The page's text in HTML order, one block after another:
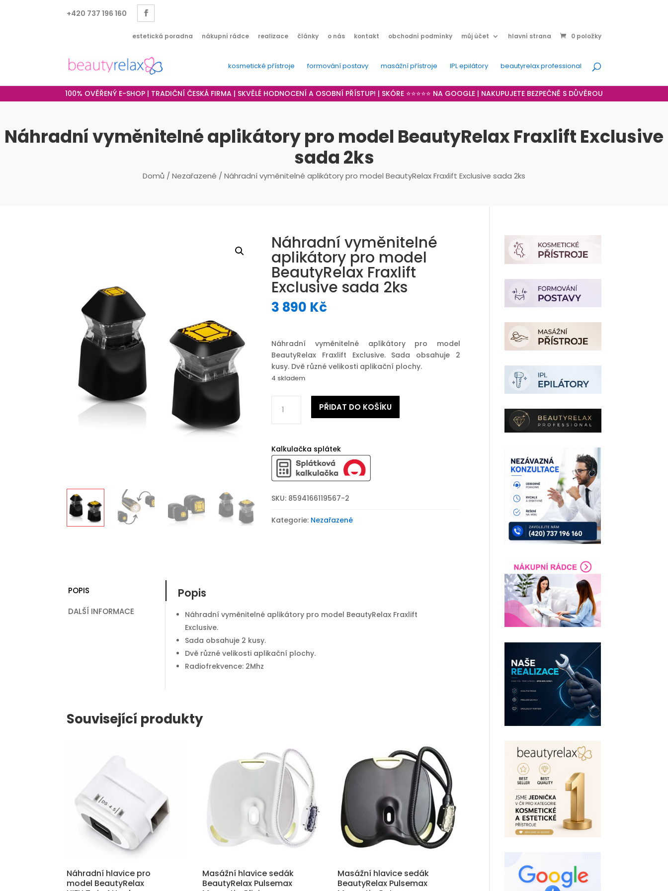
+420 737 196 160
estetická poradna nákupní rádce realizace články o nás kontakt obchodní podmínky můj účet hlavní strana 0 položky
kosmetické přístroje formování postavy masážní přístroje IPL epilátory beautyrelax professional
100% OVĚŘENÝ E-SHOP | TRADIČNÍ ČESKÁ FIRMA | SKVĚLÉ HODNOCENÍ A OSOBNÍ PŘÍSTUP! | SKÓRE ⭐⭐⭐⭐⭐ NA GOOGLE | NAKUPUJETE BEZPEČNĚ S DŮVĚROU
Náhradní vyměnitelné aplikátory pro model BeautyRelax Fraxlift Exclusive
sada 2ks
Domů / Nezařazené / Náhradní vyměnitelné aplikátory pro model BeautyRelax Fraxlift Exclusive sada 2ks
Náhradní vyměnitelné
aplikátory pro model
BeautyRelax Fraxlift
Exclusive sada 2ks
3 890 Kč
Náhradní vyměnitelné aplikátory pro model
BeautyRelax Fraxlift Exclusive. Sada obsahuje 2
kusy. Dvě různé velikosti aplikační plochy.
4 skladem
vyměnitelné
aplikátory
model
BeautyRelax
Fraxlift
Exclusive
2ks
množství
PŘIDAT DO KOŠÍKU
Kalkulačka splátek
SKU: 8594166119567-2
Kategorie: Nezařazené
POPIS
DALŠÍ INFORMACE
Popis
Náhradní vyměnitelné aplikátory pro model BeautyRelax Fraxlift
Exclusive.
Sada obsahuje 2 kusy.
Dvě různé velikosti aplikační plochy.
Radiofrekvence: 2Mhz
Související produkty
Náhradní hlavice pro
model BeautyRelax
Masážní hlavice sedák
BeautyRelax Pulsemax
Masážní hlavice sedák
BeautyRelax Pulsemax